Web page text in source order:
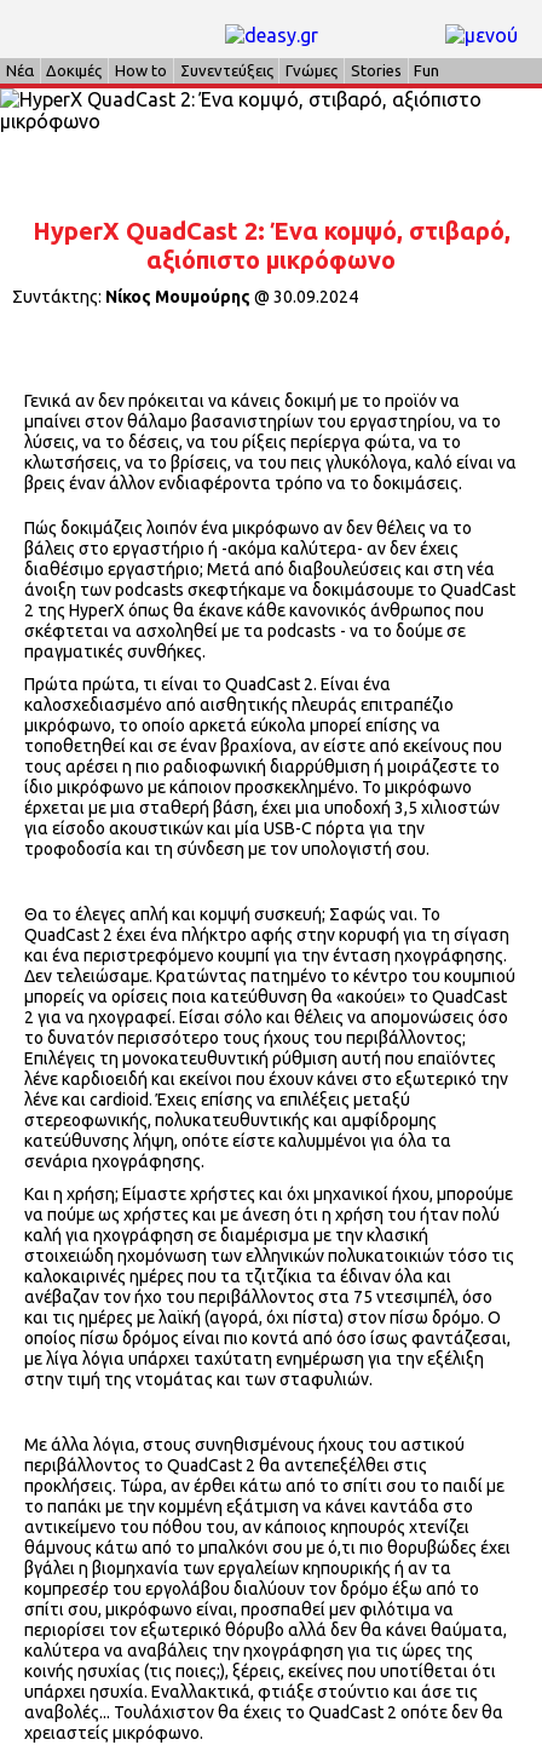
Νέα Δοκιμές How to Συνεντεύξεις Γνώμες Stories Fun
HyperX QuadCast 2: Ένα κομψό, στιβαρό,
αξιόπιστο μικρόφωνο
Συντάκτης: Νίκος Μουμούρης @ 30.09.2024
Γενικά αν δεν πρόκειται να κάνεις δοκιμή με το προϊόν να
μπαίνει στον θάλαμο βασανιστηρίων του εργαστηρίου, να το
λύσεις, να το δέσεις, να του ρίξεις περίεργα φώτα, να το
κλωτσήσεις, να το βρίσεις, να του πεις γλυκόλογα, καλό είναι να
βρεις έναν άλλον ενδιαφέροντα τρόπο να το δοκιμάσεις.
Πώς δοκιμάζεις λοιπόν ένα μικρόφωνο αν δεν θέλεις να το
βάλεις στο εργαστήριο ή -ακόμα καλύτερα- αν δεν έχεις
διαθέσιμο εργαστήριο; Μετά από διαβουλεύσεις και στη νέα
άνοιξη των podcasts σκεφτήκαμε να δοκιμάσουμε το QuadCast
2 της HyperX όπως θα έκανε κάθε κανονικός άνθρωπος που
σκέφτεται να ασχοληθεί με τα podcasts - να το δούμε σε
πραγματικές συνθήκες.
Πρώτα πρώτα, τι είναι το QuadCast 2. Είναι ένα
καλοσχεδιασμένο από αισθητικής πλευράς επιτραπέζιο
μικρόφωνο, το οποίο αρκετά εύκολα μπορεί επίσης να
τοποθετηθεί και σε έναν βραχίονα, αν είστε από εκείνους που
τους αρέσει η πιο ραδιοφωνική διαρρύθμιση ή μοιράζεστε το
ίδιο μικρόφωνο με κάποιον προσκεκλημένο. Το μικρόφωνο
έρχεται με μια σταθερή βάση, έχει μια υποδοχή 3,5 χιλιοστών
για είσοδο ακουστικών και μία USB-C πόρτα για την
τροφοδοσία και τη σύνδεση με τον υπολογιστή σου.
Θα το έλεγες απλή και κομψή συσκευή; Σαφώς ναι. Το
QuadCast 2 έχει ένα πλήκτρο αφής στην κορυφή για τη σίγαση
και ένα περιστρεφόμενο κουμπί για την ένταση ηχογράφησης.
Δεν τελειώσαμε. Κρατώντας πατημένο το κέντρο του κουμπιού
μπορείς να ορίσεις ποια κατεύθυνση θα «ακούει» το QuadCast
2 για να ηχογραφεί. Είσαι σόλο και θέλεις να απομονώσεις όσο
το δυνατόν περισσότερο τους ήχους του περιβάλλοντος;
Επιλέγεις τη μονοκατευθυντική ρύθμιση αυτή που επαϊόντες
λένε καρδιοειδή και εκείνοι που έχουν κάνει στο εξωτερικό την
λένε και cardioid. Έχεις επίσης να επιλέξεις μεταξύ
στερεοφωνικής, πολυκατευθυντικής και αμφίδρομης
κατεύθυνσης λήψη, οπότε είστε καλυμμένοι για όλα τα
σενάρια ηχογράφησης.
Και η χρήση; Είμαστε χρήστες και όχι μηχανικοί ήχου, μπορούμε
να πούμε ως χρήστες και με άνεση ότι η χρήση του ήταν πολύ
καλή για ηχογράφηση σε διαμέρισμα με την κλασική
στοιχειώδη ηχομόνωση των ελληνικών πολυκατοικιών τόσο τις
καλοκαιρινές ημέρες που τα τζιτζίκια τα έδιναν όλα και
ανέβαζαν τον ήχο του περιβάλλοντος στα 75 ντεσιμπέλ, όσο
και τις ημέρες με λαϊκή (αγορά, όχι πίστα) στον πίσω δρόμο. Ο
οποίος πίσω δρόμος είναι πιο κοντά από όσο ίσως φαντάζεσαι,
με λίγα λόγια υπάρχει ταχύτατη ενημέρωση για την εξέλιξη
στην τιμή της ντομάτας και των σταφυλιών.
Με άλλα λόγια, στους συνηθισμένους ήχους του αστικού
περιβάλλοντος το QuadCast 2 θα αντεπεξέλθει στις
προκλήσεις. Τώρα, αν έρθει κάτω από το σπίτι σου το παιδί με
το παπάκι με την κομμένη εξάτμιση να κάνει καντάδα στο
αντικείμενο του πόθου του, αν κάποιος κηπουρός χτενίζει
θάμνους κάτω από το μπαλκόνι σου με ό,τι πιο θορυβώδες έχει
βγάλει η βιομηχανία των εργαλείων κηπουρικής ή αν τα
κομπρεσέρ του εργολάβου διαλύουν τον δρόμο έξω από το
σπίτι σου, μικρόφωνο είναι, προσπαθεί μεν φιλότιμα να
περιορίσει τον εξωτερικό θόρυβο αλλά δεν θα κάνει θαύματα,
καλύτερα να αναβάλεις την ηχογράφηση για τις ώρες της
κοινής ησυχίας (τις ποιες;), ξέρεις, εκείνες που υποτίθεται ότι
υπάρχει ησυχία. Εναλλακτικά, φτιάξε στούντιο και άσε τις
αναβολές... Τουλάχιστον θα έχεις το QuadCast 2 οπότε δεν θα
χρειαστείς μικρόφωνο.